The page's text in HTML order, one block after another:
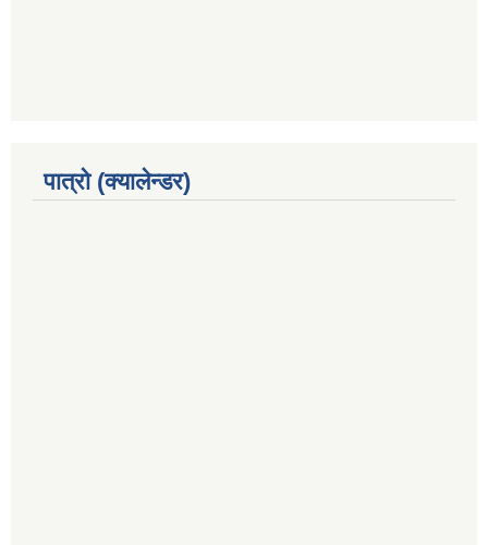
पात्रो (क्यालेन्डर)